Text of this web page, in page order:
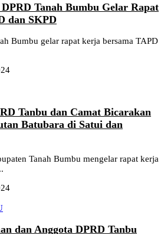
Tanah Bumbu Gelar Rapat
dan SKPD
Bumbu gelar rapat kerja bersama TAPD
Tanbu dan Camat Bicarakan
Batubara di Satui dan
Tanah Bumbu mengelar rapat kerja
dan Anggota DPRD Tanbu